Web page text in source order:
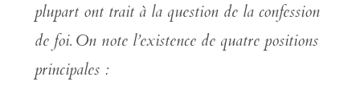
plupart ont trait à la question de la confession
de foi. On note l’existence de quatre positions
principales :